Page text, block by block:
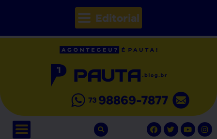
Editorial